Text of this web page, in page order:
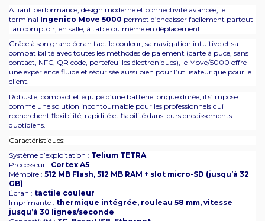
Alliant performance, design moderne et connectivité avancée, le
terminal Ingenico Move 5000 permet d’encaisser facilement partout
: au comptoir, en salle, à table ou même en déplacement.
Grâce à son grand écran tactile couleur, sa navigation intuitive et sa
compatibilité avec toutes les méthodes de paiement (carte à puce, sans
contact, NFC, QR code, portefeuilles électroniques), le Move/5000 offre
une expérience fluide et sécurisée aussi bien pour l’utilisateur que pour le
client.
Robuste, compact et équipé d’une batterie longue durée, il s’impose
comme une solution incontournable pour les professionnels qui
recherchent flexibilité, rapidité et fiabilité dans leurs encaissements
quotidiens.
Caractéristiques:
Système d’exploitation : Telium TETRA
Processeur : Cortex A5
Mémoire : 512 MB Flash, 512 MB RAM + slot micro-SD (jusqu’à 32
GB)
Écran : tactile couleur
Imprimante : thermique intégrée, rouleau 58 mm, vitesse
jusqu’à 30 lignes/seconde